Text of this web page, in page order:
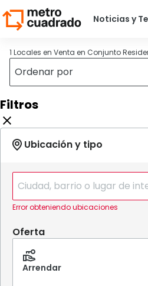
1 Locales en Venta en Conjunto
Filtros
Error obteniendo ubicaciones
Oferta
Arrendar